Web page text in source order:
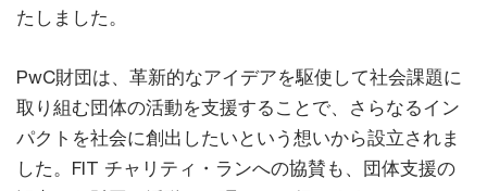
たしました。
PwC財団は、革新的なアイデアを駆使して社会課題に
取り組む団体の活動を支援することで、さらなるイン
パクトを社会に創出したいという想いから設立されま
した。FIT チャリティ・ランへの協賛も、団体支援の